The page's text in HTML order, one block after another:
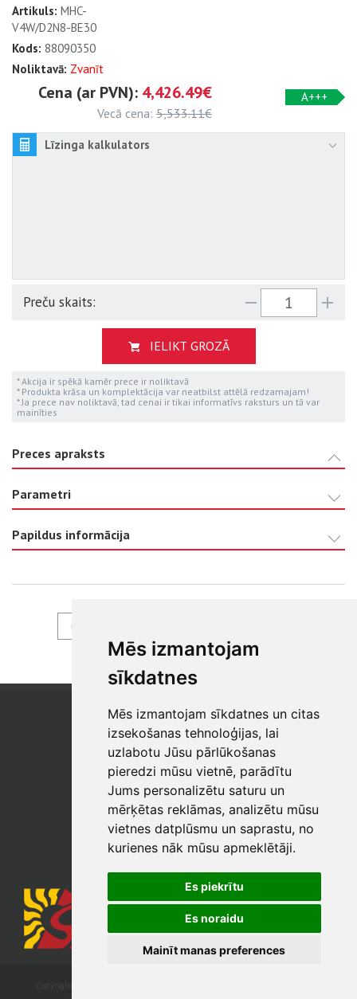
Mēs izmantojam
sīkdatnes
Mēs izmantojam sīkdatnes un citas
izsekošanas tehnoloģijas, lai
uzlabotu Jūsu pārlūkošanas
pieredzi mūsu vietnē, parādītu
Jums personalizētu saturu un
mērķētas reklāmas, analizētu mūsu
vietnes datplūsmu un saprastu, no
kurienes nāk mūsu apmeklētāji.
Es piekrītu
Es noraidu
Mainīt manas preferences
Artikuls: MHC-
V4W/D2N8-BE30
Kods: 88090350
Noliktavā: Zvanīt
A+++
Cena (ar PVN): 4,426.49€
Vecā cena:5,533.11€
Līzinga kalkulators
Preču skaits:
IELIKT GROZĀ
* Akcija ir spēkā kamēr prece ir noliktavā
* Produkta krāsa un komplektācija var neatbilst attēlā redzamajam!
* Ja prece nav noliktavā, tad cenai ir tikai informatīvs raksturs un tā var
mainīties
Preces apraksts
Parametri
Papildus informācija
SIA "SB"
Reģistrācijas Nr. 40003017954
PVN reģ. Nr.: LV40003017954
Tālrunis: +371 67 813 100
E-pasts:
sb@sbshop.lv
MĀJAS LAPAS ADMINISTRATORS
E-pasts:ainars@sbshop.lv